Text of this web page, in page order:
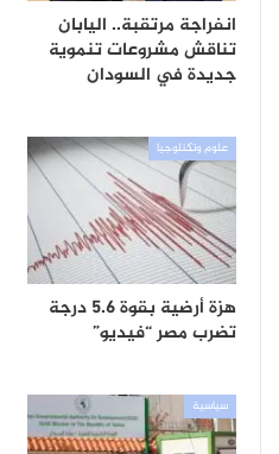
انفراجة مرتقبة.. اليابان
تناقش مشروعات تنموية
جديدة في السودان
علوم وتكنلوجيا
هزة أرضية بقوة 5.6 درجة
تضرب مصر “فيديو”
سياسية